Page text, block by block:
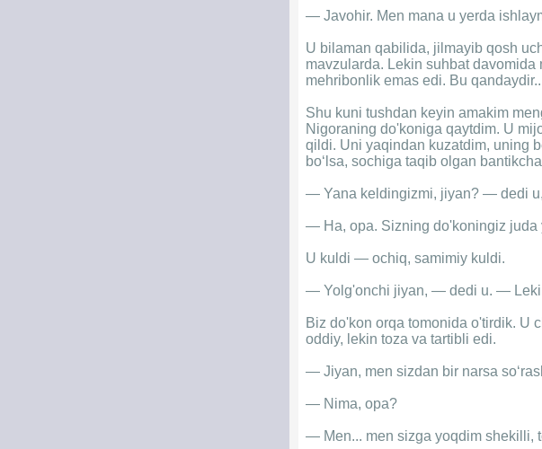
— Javohir. Men mana u yerda
U bilaman qabilida, jilmayib qosh
mavzularda. Lekin suhbat
mehribonlik emas edi. Bu
Shu kuni tushdan keyin amakim
Nigoraning do'koniga qaytdim. U
qildi. Uni yaqindan kuzatdim, uning
bo‘lsa, sochiga taqib olgan
— Yana keldingizmi, jiyan? — dedi
— Ha, opa. Sizning do'koningiz
U kuldi — ochiq, samimiy kuldi.
— Yolg'onchi jiyan, — dedi u. —
Biz do'kon orqa tomonida o'tirdik. U
oddiy, lekin toza va tartibli edi.
— Jiyan, men sizdan bir narsa
— Nima, opa?
— Men... men sizga yoqdim shekilli,